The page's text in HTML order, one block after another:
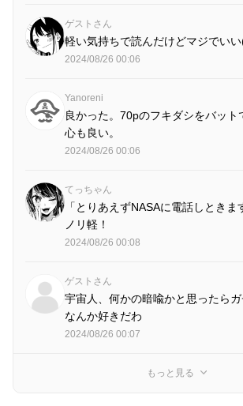
ゲストさん
軽い気持ちで読んだけどマジでい
2024/08/26 00:06
Yanoreni
良かった。70pのフキダシをバット
心も良い。
2024/08/26 00:06
てっちゃん
「とりあえずNASAに電話しときま
ノリ軽！
2024/08/26 00:08
ゲストさん
宇宙人、何かの暗喩かと思ったら
なんか好きだわ
2024/08/26 00:07
もっと見る